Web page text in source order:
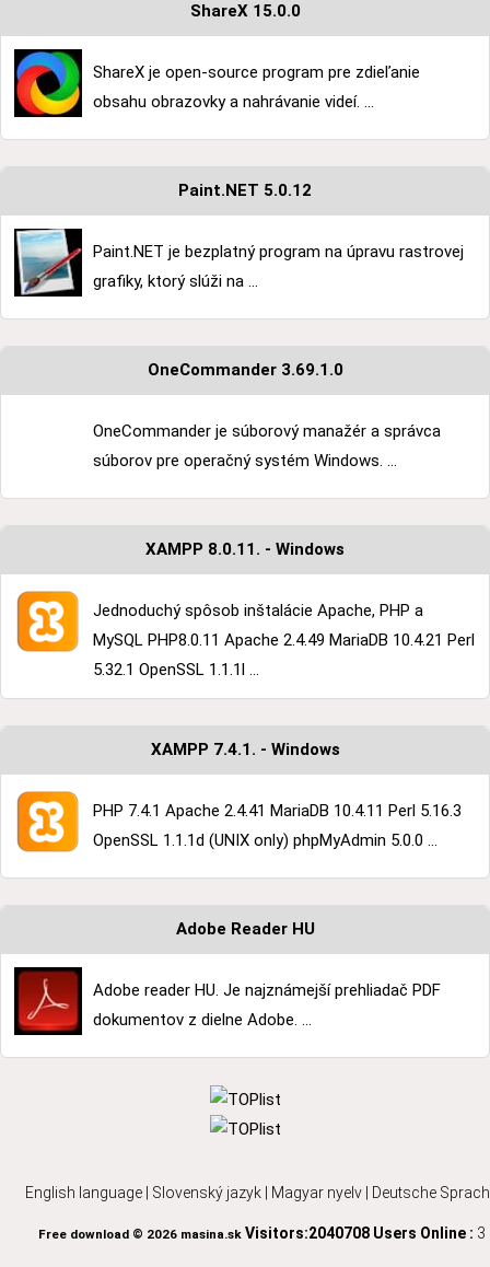
ShareX 15.0.0
ShareX je open-source program pre zdieľanie
obsahu obrazovky a nahrávanie videí. ...
Paint.NET 5.0.12
Paint.NET je bezplatný program na úpravu rastrovej
grafiky, ktorý slúži na ...
OneCommander 3.69.1.0
OneCommander je súborový manažér a správca
súborov pre operačný systém Windows. ...
XAMPP 8.0.11. - Windows
Jednoduchý spôsob inštalácie Apache, PHP a
MySQL PHP8.0.11 Apache 2.4.49 MariaDB 10.4.21 Perl
5.32.1 OpenSSL 1.1.1l ...
XAMPP 7.4.1. - Windows
PHP 7.4.1 Apache 2.4.41 MariaDB 10.4.11 Perl 5.16.3
OpenSSL 1.1.1d (UNIX only) phpMyAdmin 5.0.0 ...
Adobe Reader HU
Adobe reader HU. Je najznámejší prehliadač PDF
dokumentov z dielne Adobe. ...
English language Slovenský jazyk Magyar nyelv Deutsche
Free download © 2026 masina.skVisitors:2040708 Users Online : 3